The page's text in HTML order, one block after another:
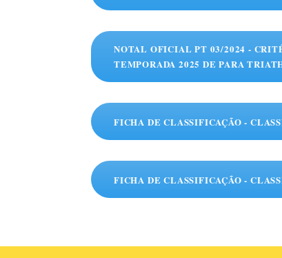
NOTAL OFICIAL PT 03/2024 -
TEMPORADA 2025 DE PARA
FICHA DE CLASSIFICAÇÃO -
FICHA DE CLASSIFICAÇÃO -